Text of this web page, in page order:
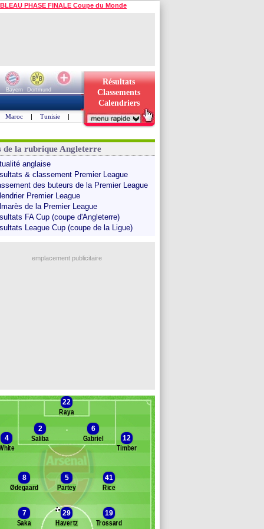
PHASE FINALE Coupe du Monde
Bayern
Dortmund
Résultats
Classements
Calendriers
Maroc | Tunisie |
de la rubrique Angleterre
anglaise
& classement Premier League
des buteurs de la Premier League
Premier League
de la Premier League
FA Cup (coupe d'Angleterre)
League Cup (coupe de la Ligue)
emplacement publicitaire
Banc des remplaçants Arsenal
22
Raya
2
Saliba
6
Gabriel
4
12
Timber
8
Ødegaard
5
Partey
41
Rice
7
Saka
29
Havertz
19
Trossard